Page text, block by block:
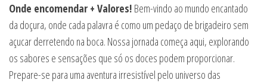
Onde encomendar + Valores! Bem-vindo ao mundo encantado
da doçura, onde cada palavra é como um pedaço de brigadeiro sem
açucar derretendo na boca. Nossa jornada começa aqui, explorando
os sabores e sensações que só os doces podem proporcionar.
Prepare-se para uma aventura irresistível pelo universo das